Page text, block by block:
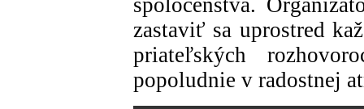
zastaviť sa uprostred
priateľských
popoludnie v radostnej